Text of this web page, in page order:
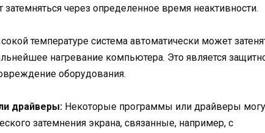
затемняться через определенное время неактивности.
температуре система автоматически может
нагревание компьютера. Это является
оборудования.
драйверы: Некоторые программы или драйверы
затемнения экрана, связанные, например, с